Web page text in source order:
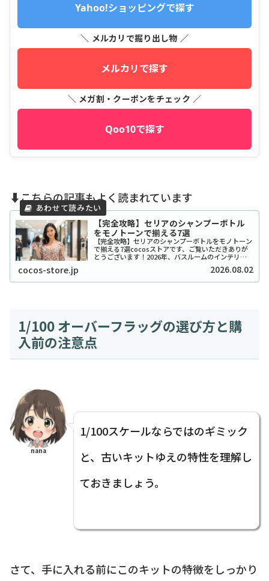
Yahoo!ショッピングで探す
＼ メルカリで掘り出し物 ／
メルカリで探す
＼ メガ割・クーポンをチェック ／
Qoo10で探す
⬇️こちらの記事もよく読まれています
【完全攻略】セリアのシャンプーボトル
をモノトーンで揃える7選
【完全攻略】セリアのシャンプーボトルをモノトーン
で揃える7選cocosストアです、ご覧いただきありが
とうございます！2026年、バスルームのインテリア
をワンランク上げたいと考えているあなたに、セリア
のシャンプーボトル（モノトーン）はまさに救...
cocos-store.jp 2026.08.02
1/100 オーバーフラッグの選び方と購
入前の注意点
nana
1/100スケールならではのギミック
と、古いキットゆえの特性を理解し
ておきましょう。
さて、手に入れる前にこのキットの特徴をしっかり